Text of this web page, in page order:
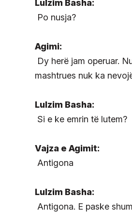
Lulzim Basha:
Po nusja?
Agimi:
Dy herë jam operuar.
mashtrues nuk ka
Lulzim Basha:
Si e ke emrin të lutem?
Vajza e Agimit:
Antigona
Lulzim Basha:
Antigona. E paske